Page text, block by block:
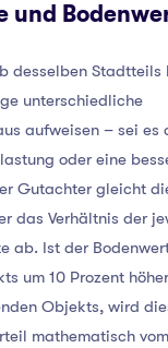
und
desselben Stadtteils
unterschiedliche
aufweisen – sei es
oder eine
Gutachter gleicht
das Verhältnis der
ab. Ist der
um 10 Prozent
Objekts, wird
mathematisch